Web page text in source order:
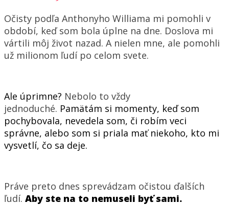
Očisty podľa Anthonyho Williama mi pomohli v
období, keď som bola úplne na dne. Doslova mi
vártili môj život nazad. A nielen mne, ale pomohli
už milionom ľudí po celom svete.
Ale úprimne? Nebolo to vždy
jednoduché. Pamätám si momenty, keď som
pochybovala, nevedela som, či robím veci
správne, alebo som si priala mať niekoho, kto mi
vysvetlí, čo sa deje.
Práve preto dnes sprevádzam očistou ďalších
ľudí. Aby ste na to nemuseli byť sami.